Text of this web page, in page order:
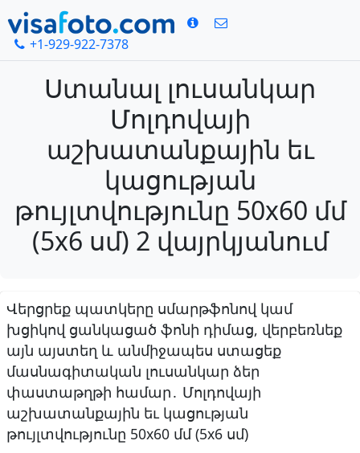
+1-929-922-7378
Ստանալ լուսանկար
Մոլդովայի
աշխատանքային եւ
կացության
թույլտվությունը 50x60 մմ
(5x6 սմ) 2 վայրկյանում
Վերցրեք պատկերը սմարթֆոնով կամ
խցիկով ցանկացած ֆոնի դիմաց, վերբեռնեք
այն այստեղ և անմիջապես ստացեք
մասնագիտական լուսանկար ձեր
փաստաթղթի համար․ Մոլդովայի
աշխատանքային եւ կացության
թույլտվությունը 50x60 մմ (5x6 սմ)